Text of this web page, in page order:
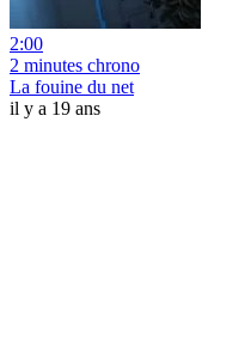
2:00
2 minutes chrono
La fouine du net
il y a 19 ans